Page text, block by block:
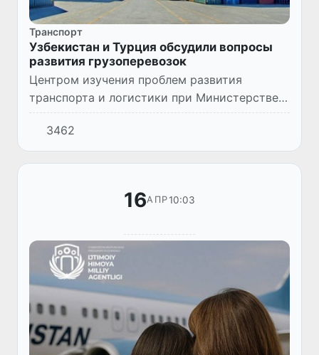
Транспорт
Узбекистан и Турция обсудили вопросы
развития грузоперевозок
Центром изучения проблем развития
транспорта и логистики при Министерстве
транспорта Республики Узбекистан
проведена онлайн-встреча с Министерством
транспорта и инфраструктуры Туре...
3462
16АПР10:03